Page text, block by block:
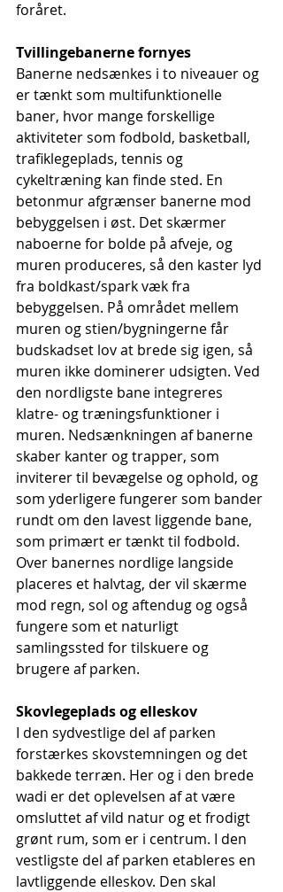
foråret.
Tvillingebanerne fornyes
Banerne nedsænkes i to niveauer og
er tænkt som multifunktionelle
baner, hvor mange forskellige
aktiviteter som fodbold, basketball,
trafiklegeplads, tennis og
cykeltræning kan finde sted. En
betonmur afgrænser banerne mod
bebyggelsen i øst. Det skærmer
naboerne for bolde på afveje, og
muren produceres, så den kaster lyd
fra boldkast/spark væk fra
bebyggelsen. På området mellem
muren og stien/bygningerne får
budskadset lov at brede sig igen, så
muren ikke dominerer udsigten. Ved
den nordligste bane integreres
klatre- og træningsfunktioner i
muren. Nedsænkningen af banerne
skaber kanter og trapper, som
inviterer til bevægelse og ophold, og
som yderligere fungerer som bander
rundt om den lavest liggende bane,
som primært er tænkt til fodbold.
Over banernes nordlige langside
placeres et halvtag, der vil skærme
mod regn, sol og aftendug og også
fungere som et naturligt
samlingssted for tilskuere og
brugere af parken.
Skovlegeplads og elleskov
I den sydvestlige del af parken
forstærkes skovstemningen og det
bakkede terræn. Her og i den brede
wadi er det oplevelsen af at være
omsluttet af vild natur og et frodigt
grønt rum, som er i centrum. I den
vestligste del af parken etableres en
lavtliggende elleskov. Den skal